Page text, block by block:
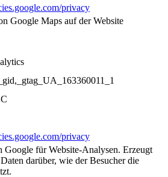
privacy
Google Maps auf der Website
privacy
Google für Website-Analysen. Erzeugt
darüber, wie der Besucher die